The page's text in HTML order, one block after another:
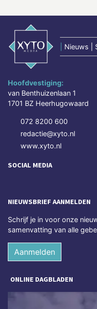
Nieuws |
Hoofdvestiging:
van Benthuizenlaan 1
1701 BZ Heerhugowaard
072 8200 600
redactie@xyto.nl
www.xyto.nl
SOCIAL MEDIA
NIEUWSBRIEF AANMELDEN
Schrijf je in voor onze
samenvatting van alle
Aanmelden
ONLINE DAGBLADEN